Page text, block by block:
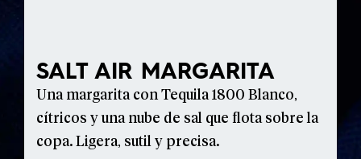
SALT AIR MARGARITA
Una margarita con Tequila 1800 Blanco,
cítricos y una nube de sal que flota sobre la
copa. Ligera, sutil y precisa.